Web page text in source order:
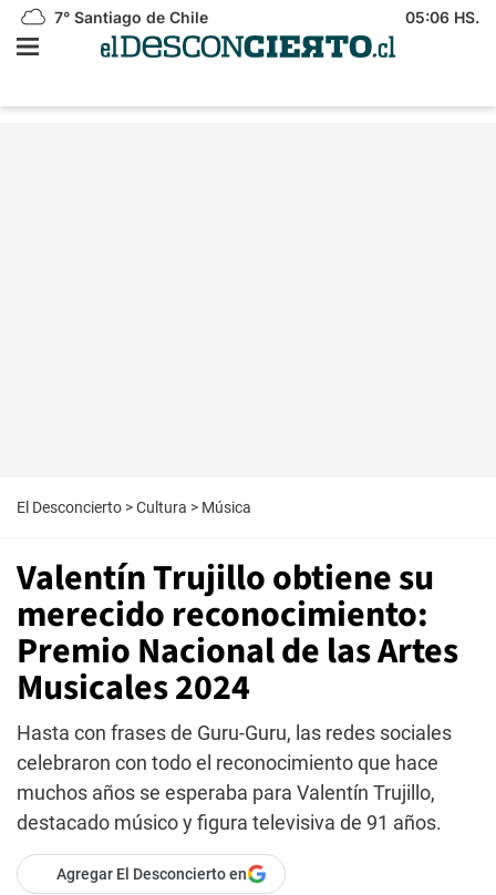
7° Santiago de Chile 05:06 HS.
El Desconcierto >Cultura > Música
Valentín Trujillo obtiene su
merecido reconocimiento:
Premio Nacional de las Artes
Musicales 2024
Hasta con frases de Guru-Guru, las redes sociales
celebraron con todo el reconocimiento que hace
muchos años se esperaba para Valentín Trujillo,
destacado músico y figura televisiva de 91 años.
Agregar El Desconcierto en